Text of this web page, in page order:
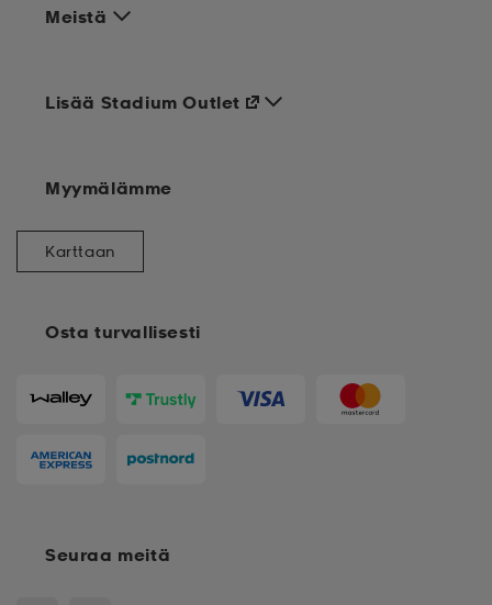
Meistä
Osta turvallisesti
Lisää Stadium Outlet
Myymälämme
Karttaan
Seuraa meitä